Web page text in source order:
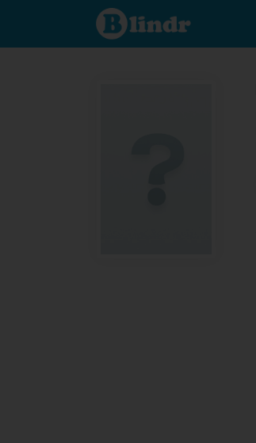
Poznej co je
pod maskou.
Seznamovací